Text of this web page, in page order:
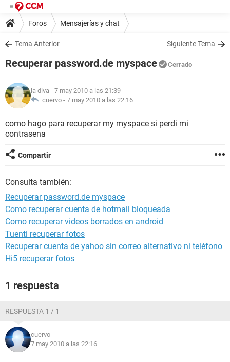
Foros Mensajerías y chat
Tema Anterior Siguiente Tema
Recuperar password.de myspace Cerrado
la diva - 7 may 2010 a las 21:39
cuervo - 7 may 2010 a las 22:16
como hago para recuperar my myspace si perdi mi
contrasena
Compartir
Consulta también:
Recuperar password.de myspace
Como recuperar cuenta de hotmail bloqueada
Como recuperar videos borrados en android
Tuenti recuperar fotos
Recuperar cuenta de yahoo sin correo alternativo ni teléfono
Hi5 recuperar fotos
1 respuesta
RESPUESTA 1 / 1
cuervo
7 may 2010 a las 22:16